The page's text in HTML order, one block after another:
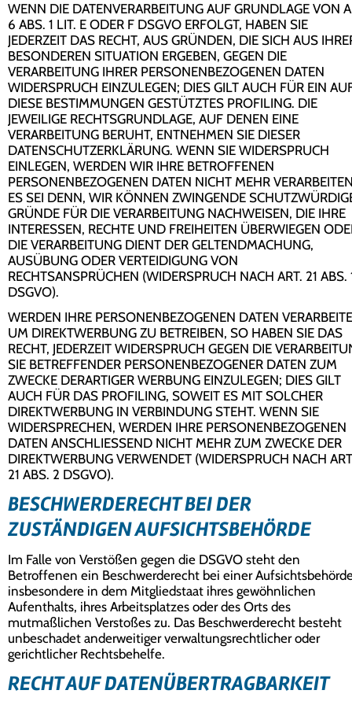
WENN DIE DATENVERARBEITUNG AUF GRUNDLAGE VON
6 ABS. 1 LIT. E ODER F DSGVO ERFOLGT, HABEN SIE
JEDERZEIT DAS RECHT, AUS GRÜNDEN, DIE SICH AUS
BESONDEREN SITUATION ERGEBEN, GEGEN DIE
VERARBEITUNG IHRER PERSONENBEZOGENEN DATEN
WIDERSPRUCH EINZULEGEN; DIES GILT AUCH FÜR EIN
DIESE BESTIMMUNGEN GESTÜTZTES PROFILING. DIE
JEWEILIGE RECHTSGRUNDLAGE, AUF DENEN EINE
VERARBEITUNG BERUHT, ENTNEHMEN SIE DIESER
DATENSCHUTZERKLÄRUNG. WENN SIE WIDERSPRUCH
EINLEGEN, WERDEN WIR IHRE BETROFFENEN
PERSONENBEZOGENEN DATEN NICHT MEHR
ES SEI DENN, WIR KÖNNEN ZWINGENDE
GRÜNDE FÜR DIE VERARBEITUNG NACHWEISEN, DIE IHRE
INTERESSEN, RECHTE UND FREIHEITEN ÜBERWIEGEN
DIE VERARBEITUNG DIENT DER GELTENDMACHUNG,
AUSÜBUNG ODER VERTEIDIGUNG VON
RECHTSANSPRÜCHEN (WIDERSPRUCH NACH ART. 21 ABS.
DSGVO).
WERDEN IHRE PERSONENBEZOGENEN DATEN
UM DIREKTWERBUNG ZU BETREIBEN, SO HABEN SIE DAS
RECHT, JEDERZEIT WIDERSPRUCH GEGEN DIE
SIE BETREFFENDER PERSONENBEZOGENER DATEN ZUM
ZWECKE DERARTIGER WERBUNG EINZULEGEN; DIES GILT
AUCH FÜR DAS PROFILING, SOWEIT ES MIT SOLCHER
DIREKTWERBUNG IN VERBINDUNG STEHT. WENN SIE
WIDERSPRECHEN, WERDEN IHRE PERSONENBEZOGENEN
DATEN ANSCHLIESSEND NICHT MEHR ZUM ZWECKE DER
DIREKTWERBUNG VERWENDET (WIDERSPRUCH NACH
21 ABS. 2 DSGVO).
BESCHWERDE­RECHT BEI DER
ZUSTÄNDIGEN AUFSICHTS­BEHÖRDE
Im Falle von Verstößen gegen die DSGVO steht den
Betroffenen ein Beschwerderecht bei einer
insbesondere in dem Mitgliedstaat ihres gewöhnlichen
Aufenthalts, ihres Arbeitsplatzes oder des Orts des
mutmaßlichen Verstoßes zu. Das Beschwerderecht besteht
unbeschadet anderweitiger verwaltungsrechtlicher oder
gerichtlicher Rechtsbehelfe.
RECHT AUF DATEN­ÜBERTRAG­BARKEIT